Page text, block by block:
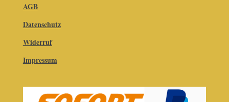
AGB
Datenschutz
Widerruf
Impressum